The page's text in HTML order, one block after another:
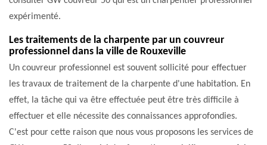
expérimenté.
Les traitements de la charpente par un couvreur
professionnel dans la ville de Rouxeville
Un couvreur professionnel est souvent sollicité pour effectuer
les travaux de traitement de la charpente d'une habitation. En
effet, la tâche qui va être effectuée peut être très difficile à
effectuer et elle nécessite des connaissances approfondies.
C'est pour cette raison que nous vous proposons les services de